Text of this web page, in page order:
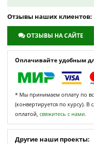
Отзывы наших клиентов:
ОТЗЫВЫ НА САЙТЕ
Оплачивайте удобным
* Мы принимаем оплату по
(конвертируется по курсу).
оплатой, свяжитесь с нами.
Другие наши проекты: